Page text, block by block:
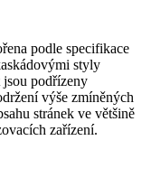
podle specifikace
styly
podřízeny
výše zmíněných
stránek ve většině
zařízení.